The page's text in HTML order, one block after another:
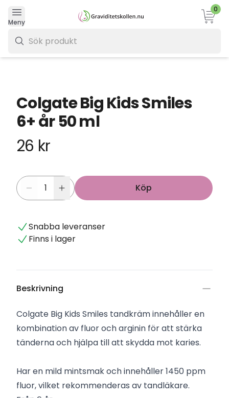
Meny
0
Colgate Big Kids Smiles
6+ år 50 ml
26 kr
Köp
Snabba leveranser
Finns i lager
Beskrivning
Colgate Big Kids Smiles tandkräm innehåller en
kombination av fluor och arginin för att stärka
tänderna och hjälpa till att skydda mot karies.
Har en mild mintsmak och innehåller 1450 ppm
fluor, vilket rekommenderas av tandläkare.